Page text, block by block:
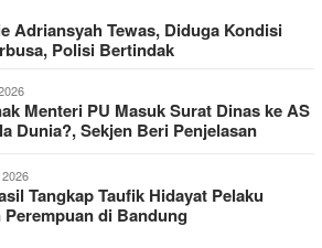
Adriansyah Tewas, Diduga Kondisi
Polisi Bertindak
Menteri PU Masuk Surat Dinas ke AS
Dunia?, Sekjen Beri Penjelasan
Tangkap Taufik Hidayat Pelaku
Perempuan di Bandung